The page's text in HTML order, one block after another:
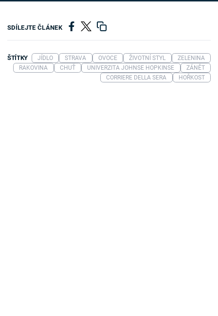
SDÍLEJTE ČLÁNEK
ŠTÍTKY JÍDLO STRAVA OVOCE ŽIVOTNÍ STYL
ZELENINA
RAKOVINA
CHUŤ UNIVERZITA JOHNSE HOPKINSE
ZÁNĚT
CORRIERE DELLA SERA
HOŘKOST